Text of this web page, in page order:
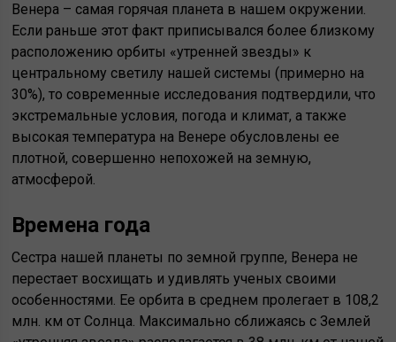
Венера – самая горячая планета в нашем окружении.
Если раньше этот факт приписывался более близкому
расположению орбиты «утренней звезды» к
центральному светилу нашей системы (примерно на
30%), то современные исследования подтвердили, что
экстремальные условия, погода и климат, а также
высокая температура на Венере обусловлены ее
плотной, совершенно непохожей на земную,
атмосферой.
Времена года
Сестра нашей планеты по земной группе, Венера не
перестает восхищать и удивлять ученых своими
особенностями. Ее орбита в среднем пролегает в 108,2
млн. км от Солнца. Максимально сближаясь с Землей